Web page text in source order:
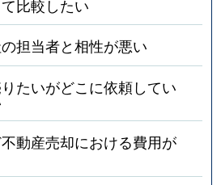
比較したい
担当者と相性が悪い
たいがどこに依頼してい
動産売却における費用が